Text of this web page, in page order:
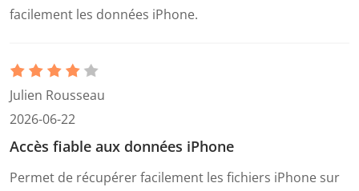
facilement les données iPhone.
Julien Rousseau
2026-06-22
Accès fiable aux données iPhone
Permet de récupérer facilement les fichiers iPhone sur